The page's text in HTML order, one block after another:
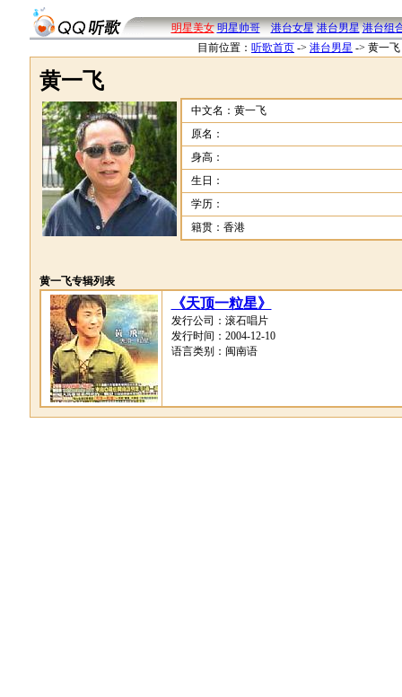
明星美女 明星帅哥 港台女星 港台男星 港台组
目前位置： 听歌首页 -> 港台男星 -> 黄一
黄一飞
中文名：黄一飞
原名：
身高：
生日：
学历：
籍贯：香港
黄一飞专辑列表
《天顶一粒星》
发行公司：滚石唱片
发行时间：2004-12-10
语言类别：闽南语